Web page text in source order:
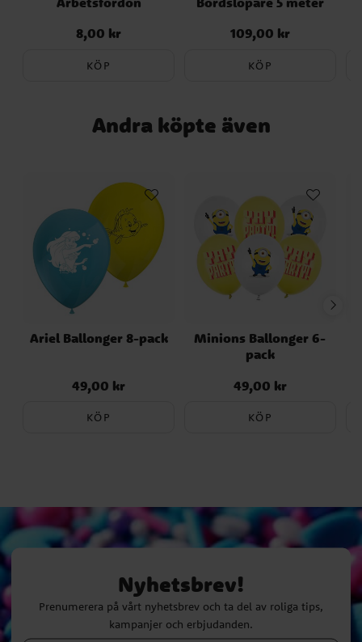
Pris:8,00 kr
8,00 kr
KÖP
Pris:109,00 kr
109,00 kr
KÖP
Andra köpte även
Ariel Ballonger 8-pack
Pris:49,00 kr
49,00 kr
KÖP
Minions Ballonger 6-
pack
Pris:49,00 kr
49,00 kr
KÖP
Nyhetsbrev!
Prenumerera på vårt nyhetsbrev och ta del av roliga tips,
kampanjer och erbjudanden.